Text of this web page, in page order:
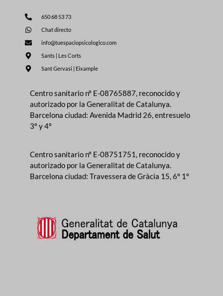
650 68 53 73
Chat directo
info@tuespaciopsicologico.com
Sants | Les Corts
Sant Gervasi | Eixample
Centro sanitario nº E-08765887, reconocido y
autorizado por la Generalitat de Catalunya.
Barcelona ciudad: Avenida Madrid 26, entresuelo
3º y 4º
Centro sanitario nº E-08751751, reconocido y
autorizado por la Generalitat de Catalunya.
Barcelona ciudad: Travessera de Gràcia 15, 6º 1º